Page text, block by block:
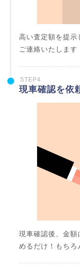
高い査定額を提示
ご連絡いたします
STEP4
現車確認を依
現車確認後、金額
めるだけ！もちろ